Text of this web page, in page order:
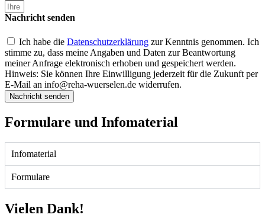
Nachricht senden
Ich habe die Datenschutzerklärung zur Kenntnis genommen. Ich
stimme zu, dass meine Angaben und Daten zur Beantwortung
meiner Anfrage elektronisch erhoben und gespeichert werden.
Hinweis: Sie können Ihre Einwilligung jederzeit für die Zukunft per
E-Mail an info@reha-wuerselen.de widerrufen.
Nachricht senden
Formulare und Infomaterial
Infomaterial
Formulare
Vielen Dank!